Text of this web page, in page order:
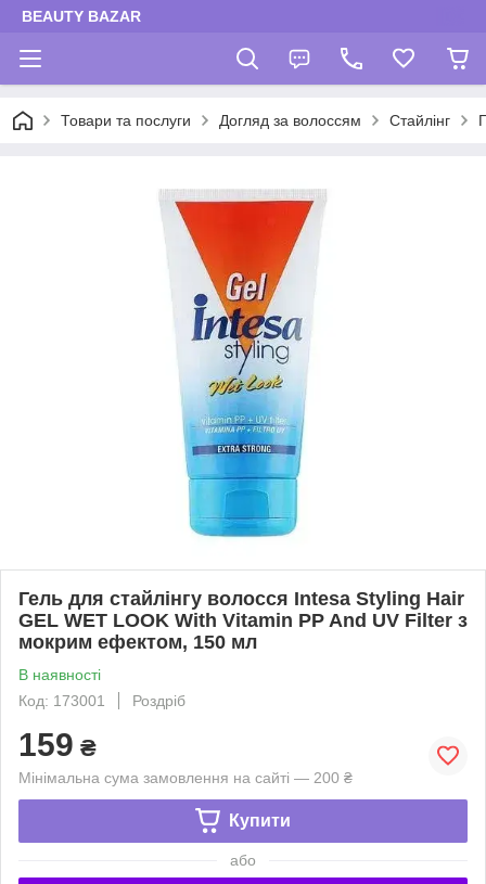
BEAUTY BAZAR
Товари та послуги Догляд за волоссям Стайлінг
Гель для стайлінгу волосся Intesa Styling Hair
GEL WET LOOK With Vitamin PP And UV Filter з
мокрим ефектом, 150 мл
В наявності
Код: 173001
Роздріб
159 ₴
Мінімальна сума замовлення на сайті — 200 ₴
Купити
або